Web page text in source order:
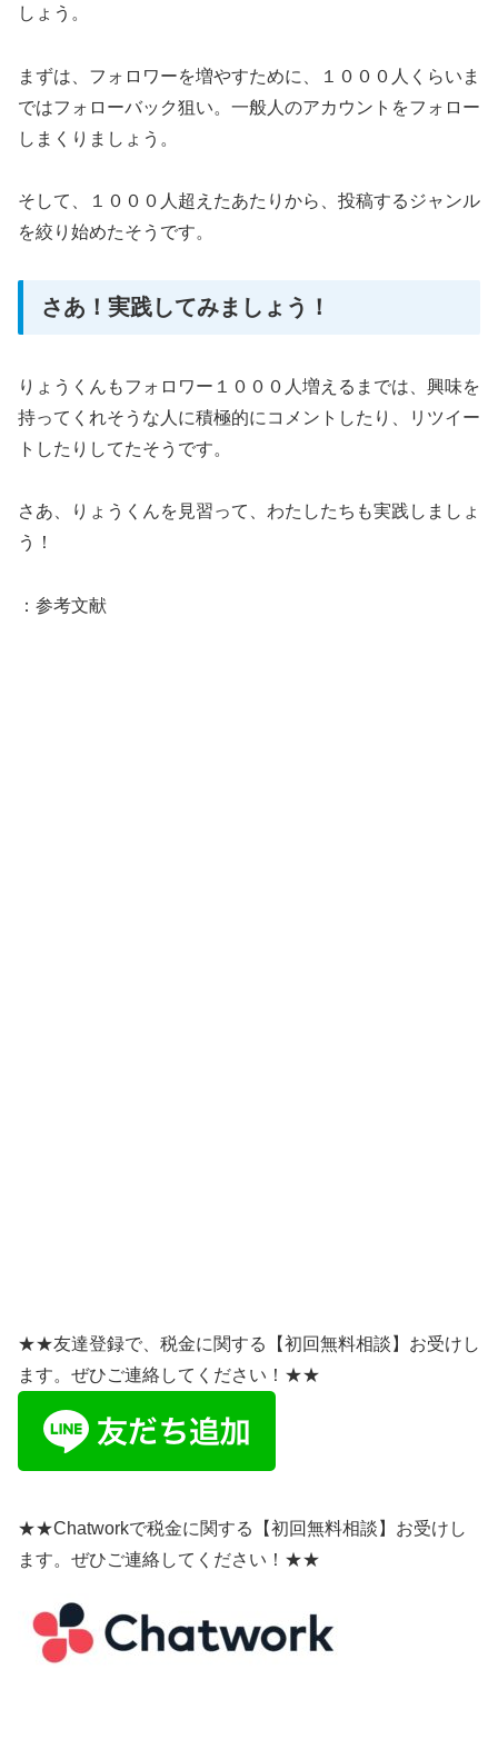
しょう。
まずは、フォロワーを増やすために、１０００人くらいま
ではフォローバック狙い。一般人のアカウントをフォロー
しまくりましょう。
そして、１０００人超えたあたりから、投稿するジャンル
を絞り始めたそうです。
さあ！実践してみましょう！
りょうくんもフォロワー１０００人増えるまでは、興味を
持ってくれそうな人に積極的にコメントしたり、リツイー
トしたりしてたそうです。
さあ、りょうくんを見習って、わたしたちも実践しましょ
う！
：参考文献
★★友達登録で、税金に関する【初回無料相談】お受けし
ます。ぜひご連絡してください！★★
★★Chatworkで税金に関する【初回無料相談】お受けし
ます。ぜひご連絡してください！★★